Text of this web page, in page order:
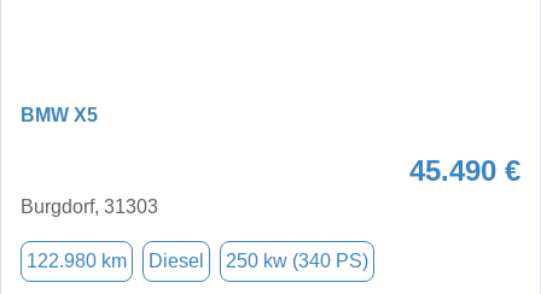
BMW X5
45.490 €
Burgdorf, 31303
122.980 km Diesel 250 kw (340 PS)